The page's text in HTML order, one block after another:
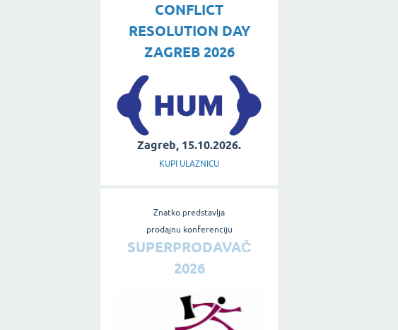
CONFLICT
RESOLUTION DAY
ZAGREB 2026
Zagreb, 15.10.2026.
KUPI ULAZNICU
Znatko predstavlja
prodajnu konferenciju
SUPERPRODAVAČ
2026